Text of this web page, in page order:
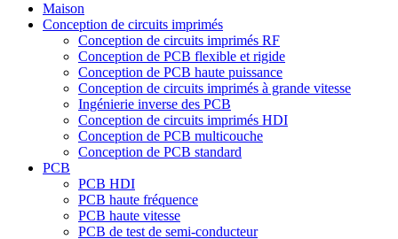
Maison
Conception de circuits imprimés
Conception de circuits imprimés RF
Conception de PCB flexible et rigide
Conception de PCB haute puissance
Conception de circuits imprimés à grande vitesse
Ingénierie inverse des PCB
Conception de circuits imprimés HDI
Conception de PCB multicouche
Conception de PCB standard
PCB
PCB HDI
PCB haute fréquence
PCB haute vitesse
PCB de test de semi-conducteur